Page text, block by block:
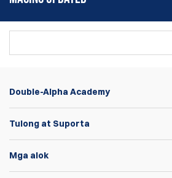
Double-Alpha Academy
Tulong at Suporta
Mga alok